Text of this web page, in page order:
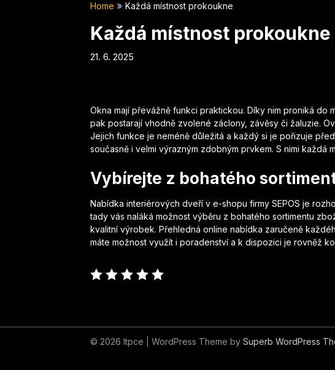
Home Každá místnost prokoukne
Každá místnost prokoukne
21. 6. 2025
Okna mají převážně funkci praktickou. Díky nim proniká do
pak postarají vhodně zvolené záclony, závěsy či žaluzie.
Jejich funkce je neméně důležitá a každý si je pořizuje
současně i velmi výrazným zdobným prvkem. S nimi každá
Vybírejte z bohatého
Nabídka interiérových dveří v e-shopu firmy SEPOS je
tady vás naláká možnost výběru z bohatého sortimentu
kvalitní výrobek. Přehledná online nabídka zaručeně
máte možnost využít i poradenství a k dispozici je rovněž
© 2026 Itpce | WordPress Theme by Superb WordPress